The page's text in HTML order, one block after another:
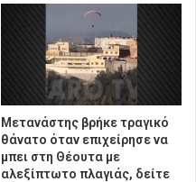
Μετανάστης βρήκε τραγικό
θάνατο όταν επιχείρησε να
μπει στη Θέουτα με
αλεξίπτωτο πλαγιάς, δείτε